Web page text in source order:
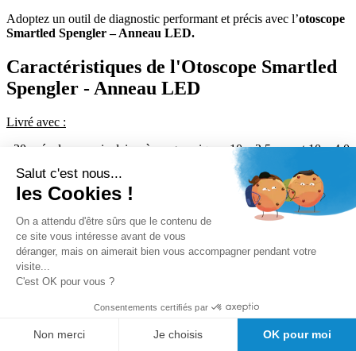
Adoptez un outil de diagnostic performant et précis avec l’otoscope
Smartled Spengler – Anneau LED.
Caractéristiques de l'Otoscope Smartled
Spengler - Anneau LED
Livré avec :
- 20 spéculums auriculaires à usage unique : 10 x 2,5 mm et 10 x 4,0
- 1 notice d'utilisation
- 2 piles alcalines (AAA/LR03)
Garantie : 3 ans
Plus d'informations
Notice technique
Notice - Smartled Spengler :Télécharger
Salut c'est nous...
les Cookies !
On a attendu d'être sûrs que le contenu de
ce site vous intéresse avant de vous
déranger, mais on aimerait bien vous accompagner pendant votre
visite...
C'est OK pour vous ?
Consentements certifiés par
Non merci Je choisis OK pour moi